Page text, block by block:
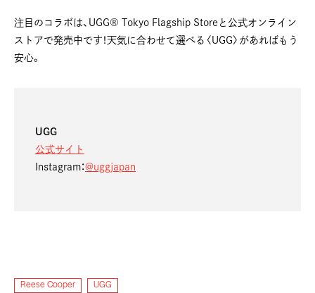
注目のコラボは、UGG® Tokyo Flagship Storeと公式オンライン
ストアで発売中です！天気に合わせて選べる〈UGG〉があればもう
安心。
UGG
公式サイト
Instagram：@uggjapan
Reese Cooper UGG